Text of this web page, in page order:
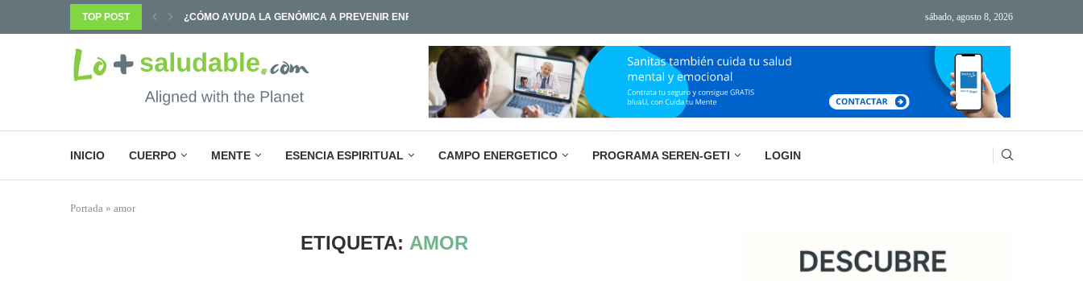
TOP POST
ENFERMEDADES Y... ¿POR QUÉ SABEMOS TANTO Y CAMBIAMOS TAN POCO? BASURA MENTAL: LA IMPORTANCIA DE
sábado, agosto 8, 2026
INICIO CUERPO MENTE ESENCIA ESPIRITUAL CAMPO ENERGETICO PROGRAMA SEREN-GETI LOGIN
Portada » amor
ETIQUETA: AMOR